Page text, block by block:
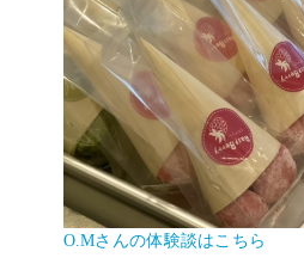
O.Mさんの体験談はこちら